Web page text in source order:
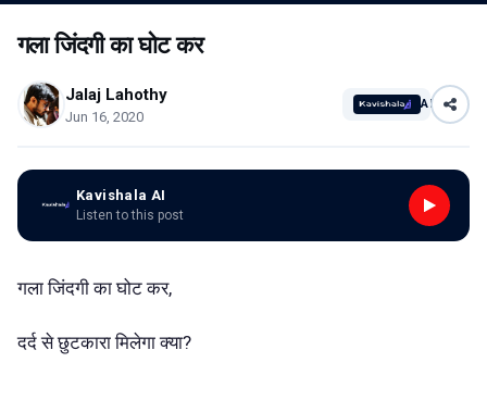
गला जिंदगी का घोट कर
Jalaj Lahothy
Jun 16, 2020
AI
Kavishala AI
Listen to this post
गला जिंदगी का घोट कर,
दर्द से छुटकारा मिलेगा क्या?